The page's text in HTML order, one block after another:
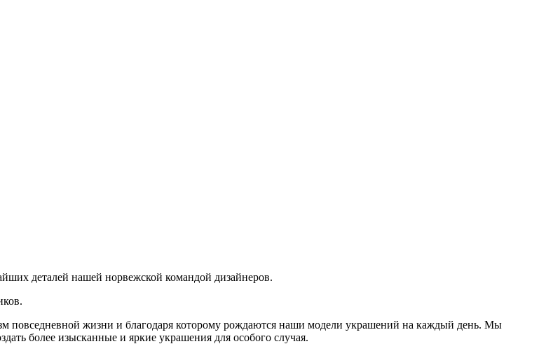
деталей нашей норвежской командой дизайнеров.
повседневной жизни и благодаря которому рождаются наши модели украшений на каждый день. Мы
более изысканные и яркие украшения для особого случая.